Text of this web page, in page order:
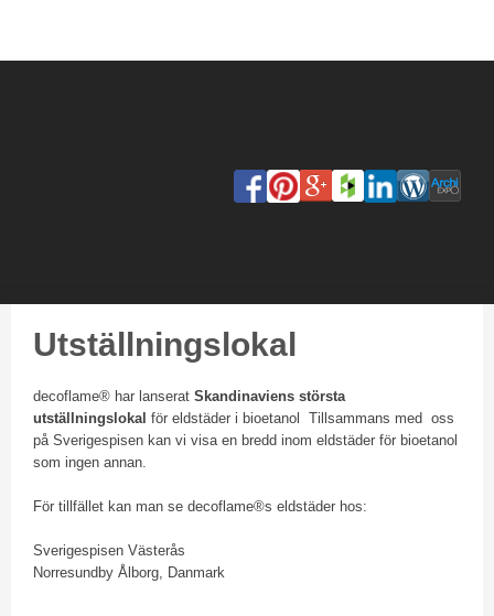
Utställningslokal
decoflame® har lanserat Skandinaviens största
utställningslokal för eldstäder i bioetanol Tillsammans med oss
på Sverigespisen kan vi visa en bredd inom eldstäder för bioetanol
som ingen annan.
För tillfället kan man se decoflame®s eldstäder hos:
Sverigespisen Västerås
Norresundby Ålborg, Danmark